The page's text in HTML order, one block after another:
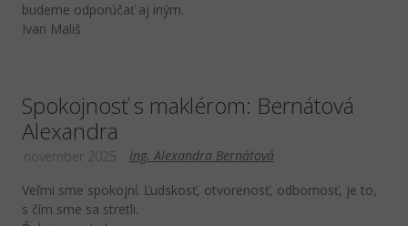
budeme odporúčať aj iným.
Ivan Mališ
Spokojnosť s maklérom: Bernátová
Alexandra
Ing. Alexandra Bernátová
november 2025
Veľmi sme spokojní. Ľudskosť, otvorenosť, odbornosť, je to,
s čím sme sa stretli.